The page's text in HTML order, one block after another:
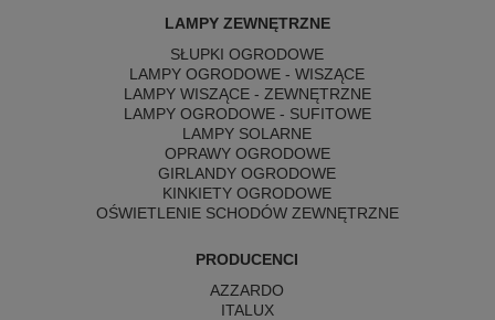
LAMPY ZEWNĘTRZNE
SŁUPKI OGRODOWE
LAMPY OGRODOWE - WISZĄCE
LAMPY WISZĄCE - ZEWNĘTRZNE
LAMPY OGRODOWE - SUFITOWE
LAMPY SOLARNE
OPRAWY OGRODOWE
GIRLANDY OGRODOWE
KINKIETY OGRODOWE
OŚWIETLENIE SCHODÓW ZEWNĘTRZNE
PRODUCENCI
AZZARDO
ITALUX